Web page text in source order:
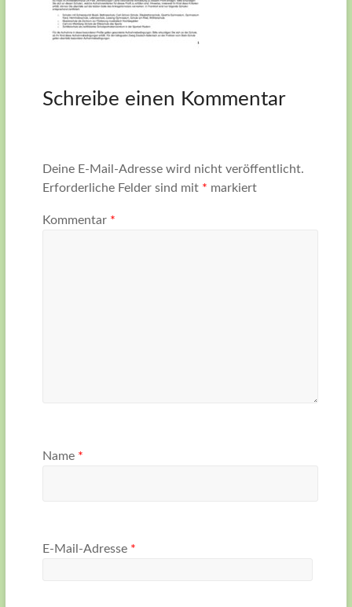
Schreibe einen Kommentar
Deine E-Mail-Adresse wird nicht veröffentlicht.
Erforderliche Felder sind mit * markiert
Kommentar *
Name *
E-Mail-Adresse *